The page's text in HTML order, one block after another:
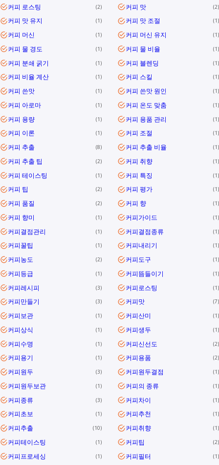
커피 로스팅 2 커피 맛 2
커피 맛 유지 1 커피 맛 조절 1
커피 머신 1 커피 머신 유지 1
커피 물 경도 1 커피 물 비율 1
커피 분쇄 굵기 1 커피 블렌딩 1
커피 비율 계산 1 커피 스킬 1
커피 쓴맛 1 커피 쓴맛 원인 1
커피 아로마 1 커피 온도 맞춤 1
커피 용량 1 커피 용품 관리 1
커피 이론 1 커피 조절 1
커피 추출 8 커피 추출 비율 1
커피 추출 팁 2 커피 취향 1
커피 테이스팅 1 커피 특징 1
커피 팁 2 커피 평가 1
커피 품질 2 커피 향 1
커피 향미 1 커피가이드 1
커피결점관리 1 커피결점종류 1
커피꿀팁 1 커피내리기 1
커피농도 2 커피도구 1
커피등급 1 커피뜸들이기 1
커피레시피 3 커피로스팅 1
커피만들기 3 커피맛 7
커피보관 1 커피산미 1
커피상식 1 커피생두 1
커피수명 1 커피신선도 2
커피용기 1 커피용품 2
커피원두 3 커피원두결점 1
커피원두보관 1 커피의 종류 1
커피종류 3 커피차이 1
커피초보 1 커피추천 1
커피추출 10 커피취향 1
커피테이스팅 1 커피팁 2
커피프로세싱 1 커피필터 1